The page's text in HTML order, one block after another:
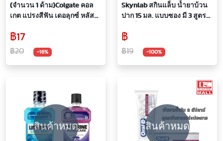
(จำนวน 1 ด้าม)Colgate คอล
เกต แปรงสีฟัน เดอลุกซ์ หลัส
฿17
฿20 -16%
Skynlab สกินแล็บ น้ำยาบ้วน
ปาก 15 มล. แบบซอง มี 3 สูตร
พร้อมดูแลสุขภาพช่องปาก ลม
หายใจหอมสดชื่น ไม่ทำให้แสบ
ปาก แบบซองพกพาสะดวก
฿
฿19 -100%
สินค้าหมด สินค้าหมด